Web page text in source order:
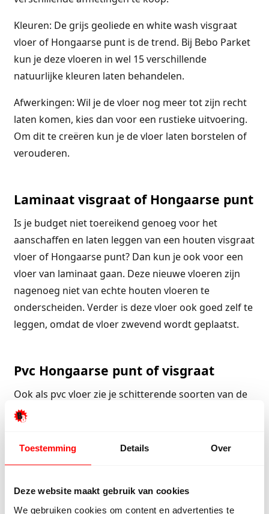
Toestemming Details Over
Deze website maakt gebruik van cookies
We gebruiken cookies om content en advertenties te
Kleuren: De grijs geoliede en white wash visgraat
vloer of Hongaarse punt is de trend. Bij Bebo Parket
kun je deze vloeren in wel 15 verschillende
natuurlijke kleuren laten behandelen.
Afwerkingen: Wil je de vloer nog meer tot zijn recht
laten komen, kies dan voor een rustieke uitvoering.
Om dit te creëren kun je de vloer laten borstelen of
verouderen.
Laminaat visgraat of Hongaarse punt
Is je budget niet toereikend genoeg voor het
aanschaffen en laten leggen van een houten visgraat
vloer of Hongaarse punt? Dan kun je ook voor een
vloer van laminaat gaan. Deze nieuwe vloeren zijn
nagenoeg niet van echte houten vloeren te
onderscheiden. Verder is deze vloer ook goed zelf te
leggen, omdat de vloer zwevend wordt geplaatst.
Pvc Hongaarse punt of visgraat
Ook als pvc vloer zie je schitterende soorten van de
Hongaarse punt of visgraat vloer. De pvc vloeren
opeen geëgaliseerde dekvloer.
Waar koop je een mooie en
betaalbare visgraat vloer of